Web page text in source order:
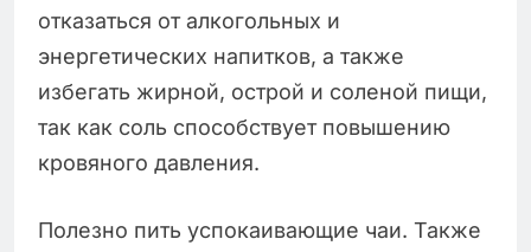
отказаться от алкогольных и
энергетических напитков, а также
избегать жирной, острой и соленой пищи,
так как соль способствует повышению
кровяного давления.
Полезно пить успокаивающие чаи. Также